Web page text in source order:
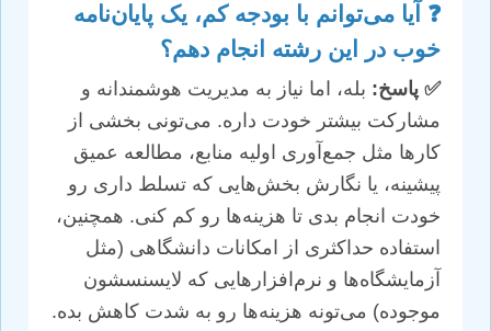
❓ آیا می‌توانم با بودجه کم، یک پایان‌نامه
خوب در این رشته انجام دهم؟
✅ پاسخ: بله، اما نیاز به مدیریت هوشمندانه و
مشارکت بیشتر خودت داره. می‌تونی بخشی از
کارها مثل جمع‌آوری اولیه منابع، مطالعه عمیق
پیشینه، یا نگارش بخش‌هایی که تسلط داری رو
خودت انجام بدی تا هزینه‌ها رو کم کنی. همچنین،
استفاده حداکثری از امکانات دانشگاهی (مثل
آزمایشگاه‌ها و نرم‌افزارهایی که لایسنسشون
موجوده) می‌تونه هزینه‌ها رو به شدت کاهش بده.